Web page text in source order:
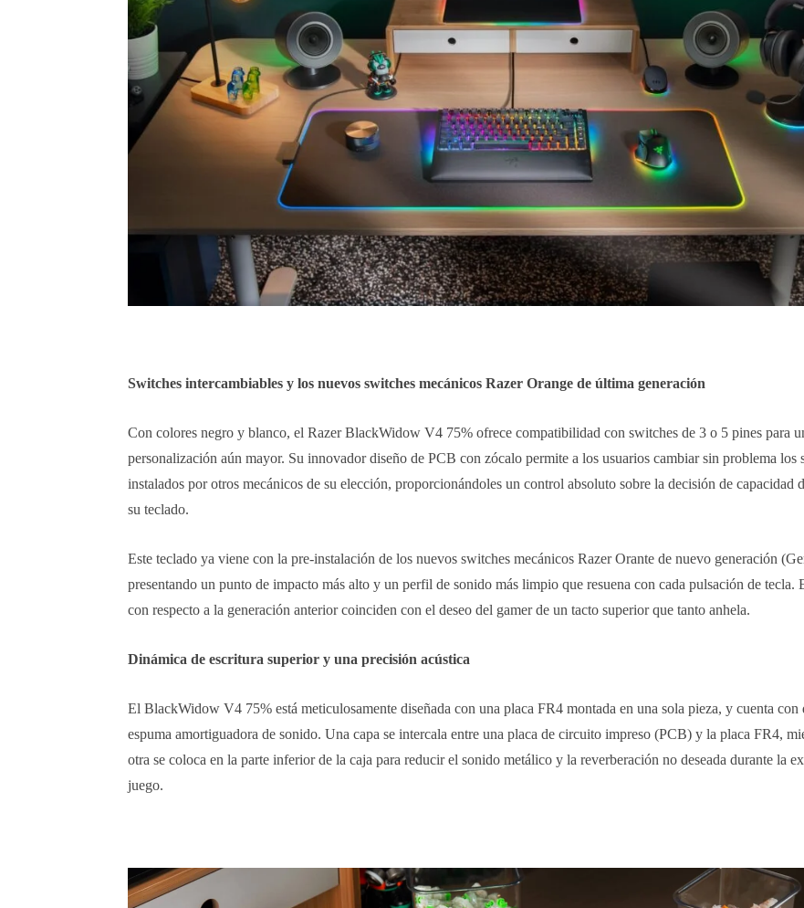
Switches intercambiables y los nuevos switches mecánicos Razer Orange de última generación
Con colores negro y blanco, el Razer BlackWidow V4 75% ofrece compatibilidad con switches de 3 o 5 pines para
personalización aún mayor. Su innovador diseño de PCB con zócalo permite a los usuarios cambiar sin problema los
instalados por otros mecánicos de su elección, proporcionándoles un control absoluto sobre la decisión de capacidad
su teclado.
Este teclado ya viene con la pre-instalación de los nuevos switches mecánicos Razer Orante de nuevo generación
presentando un punto de impacto más alto y un perfil de sonido más limpio que resuena con cada pulsación de tecla.
con respecto a la generación anterior coinciden con el deseo del gamer de un tacto superior que tanto anhela.
Dinámica de escritura superior y una precisión acústica
El BlackWidow V4 75% está meticulosamente diseñada con una placa FR4 montada en una sola pieza, y cuenta con
espuma amortiguadora de sonido. Una capa se intercala entre una placa de circuito impreso (PCB) y la placa FR4,
otra se coloca en la parte inferior de la caja para reducir el sonido metálico y la reverberación no deseada durante la
juego.